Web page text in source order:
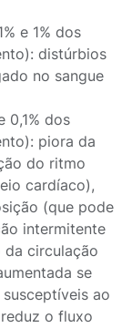
e 1% dos
distúrbios
no sangue
0,1% dos
piora da
do ritmo
cardíaco),
(que pode
intermitente
da circulação
se
ao
o fluxo